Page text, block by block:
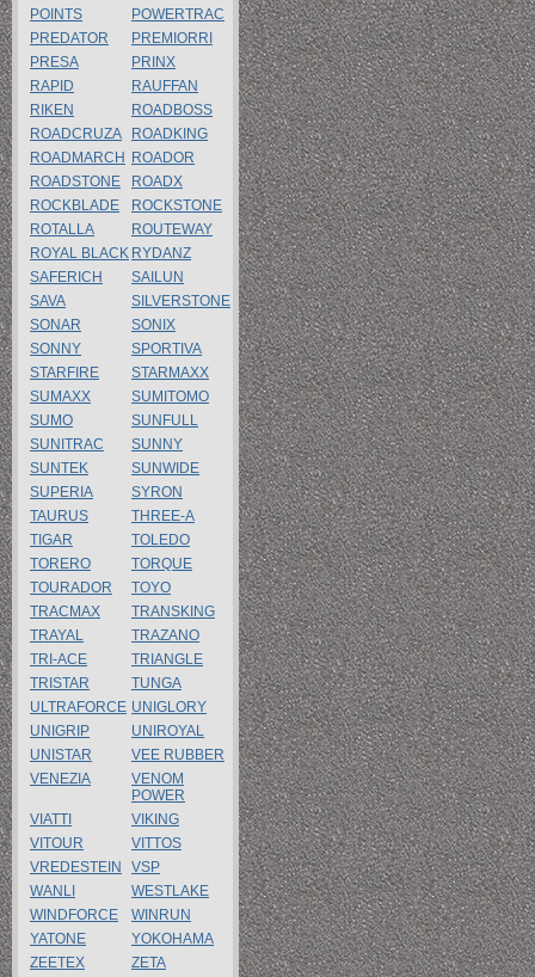
POINTS
POWERTRAC
PREDATOR
PREMIORRI
PRESA
PRINX
RAPID
RAUFFAN
RIKEN
ROADBOSS
ROADCRUZA
ROADKING
ROADMARCH
ROADOR
ROADSTONE
ROADX
ROCKBLADE
ROCKSTONE
ROTALLA
ROUTEWAY
ROYAL BLACK RYDANZ
SAFERICH
SAILUN
SAVA
SILVERSTONE
SONAR
SONIX
SONNY
SPORTIVA
STARFIRE
STARMAXX
SUMAXX
SUMITOMO
SUMO
SUNFULL
SUNITRAC
SUNNY
SUNTEK
SUNWIDE
SUPERIA
SYRON
TAURUS
THREE-A
TIGAR
TOLEDO
TORERO
TORQUE
TOURADOR
TOYO
TRACMAX
TRANSKING
TRAYAL
TRAZANO
TRI-ACE
TRIANGLE
TRISTAR
TUNGA
ULTRAFORCE UNIGLORY
UNIGRIP
UNIROYAL
UNISTAR
VEE RUBBER
VENEZIA
VENOM
POWER
VIATTI
VIKING
VITOUR
VITTOS
VREDESTEIN
VSP
WANLI
WESTLAKE
WINDFORCE
WINRUN
YATONE
YOKOHAMA
ZEETEX
ZETA